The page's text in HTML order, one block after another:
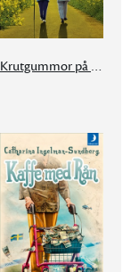
Krutgummor på krigsstigen